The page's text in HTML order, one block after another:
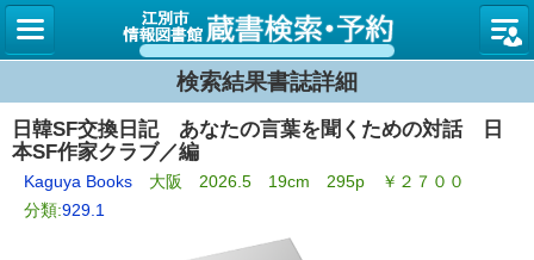
図書館
検索結果書誌詳細
日韓SF交換日記 あなたの言葉を聞くための対話 日
本SF作家クラブ／編
Kaguya Books 大阪 2026.5 19cm 295p ￥２７００
分類:929.1